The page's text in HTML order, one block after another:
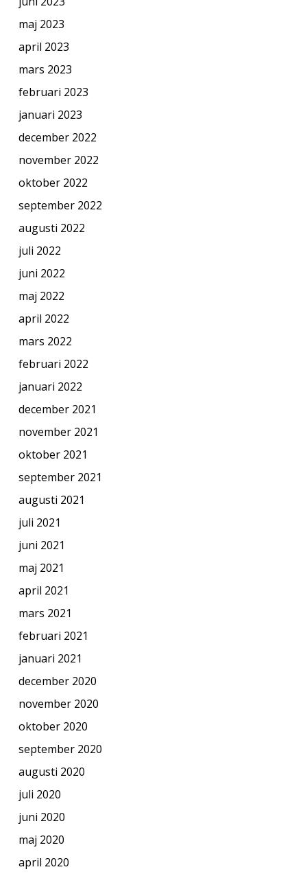
maj 2023
april 2023
mars 2023
februari 2023
januari 2023
december 2022
november 2022
oktober 2022
september 2022
augusti 2022
juli 2022
juni 2022
maj 2022
april 2022
mars 2022
februari 2022
januari 2022
december 2021
november 2021
oktober 2021
september 2021
augusti 2021
juli 2021
juni 2021
maj 2021
april 2021
mars 2021
februari 2021
januari 2021
december 2020
november 2020
oktober 2020
september 2020
augusti 2020
juli 2020
juni 2020
maj 2020
april 2020